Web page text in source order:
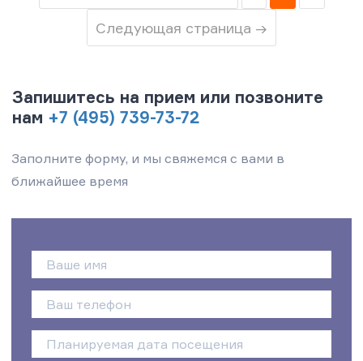
Следующая страница →
Запишитесь на прием или позвоните
нам +7 (495) 739-73-72
Заполните форму, и мы свяжемся с вами в
ближайшее время